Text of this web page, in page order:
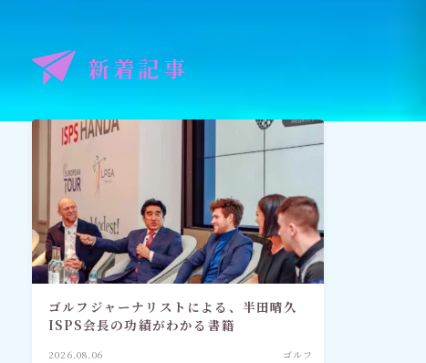
禅とワールドメイト
「深見東州直伝！ 願いが叶う祈
り方教室・入門篇」
新着記事
ゴルフジャーナリストによる、半田晴久
ISPS会長の功績がわかる書籍
2026.08.06 ゴルフ